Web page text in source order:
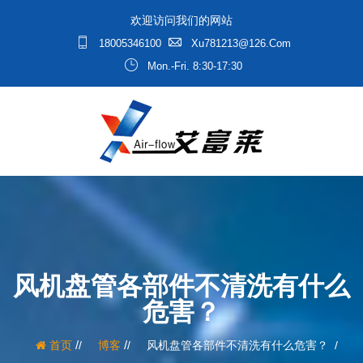
欢迎访问我们的网站
18005346100
Xu781213@126.com
Mon.-Fri. 8:30-17:30
风机盘管各部件不清洗有什么
危害？
首页/ 博客 / 风机盘管各部件不清洗有什么危害？